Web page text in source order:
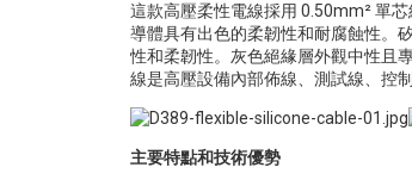
這款高壓柔性電線採用 0.50mm² 單
導體具有出色的柔韌性和耐腐蝕性。
性和柔韌性。灰色絕緣層外觀中性且
線是高壓設備內部佈線、測試線、控
主要特點和技術優勢